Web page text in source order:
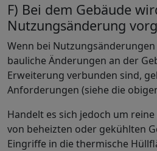
F) Bei dem Gebäude
Nutzungsänderung
Wenn bei Nutzungsänderungen
bauliche Änderungen an der
Erweiterung verbunden sind,
Anforderungen (siehe die
Handelt es sich jedoch um
von beheizten oder gekühlten
Eingriffe in die thermische